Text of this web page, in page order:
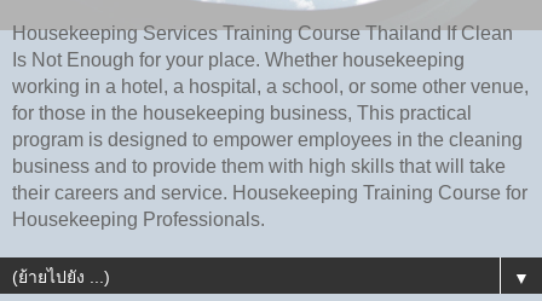
Housekeeping Services Training Course Thailand If Clean
Is Not Enough for your place. Whether housekeeping
working in a hotel, a hospital, a school, or some other venue,
for those in the housekeeping business, This practical
program is designed to empower employees in the cleaning
business and to provide them with high skills that will take
their careers and service. Housekeeping Training Course for
Housekeeping Professionals.
▼